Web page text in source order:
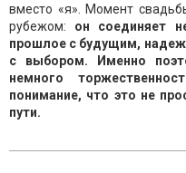
вместо «я». Момент
рубежом: он соединяет
прошлое с будущим,
с выбором. Именно
немного
понимание, что это не
пути.